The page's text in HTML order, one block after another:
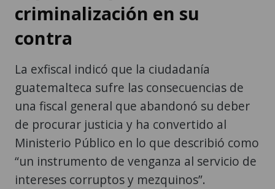
criminalización en su
contra
La exfiscal indicó que la ciudadanía
guatemalteca sufre las consecuencias de
una fiscal general que abandonó su deber
de procurar justicia y ha convertido al
Ministerio Público en lo que describió como
“un instrumento de venganza al servicio de
intereses corruptos y mezquinos”.